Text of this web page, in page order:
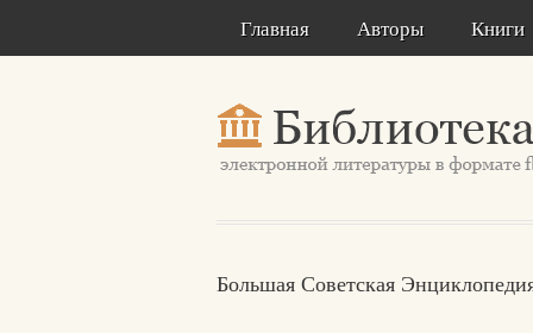
Главная Авторы Книги
Большая Советская